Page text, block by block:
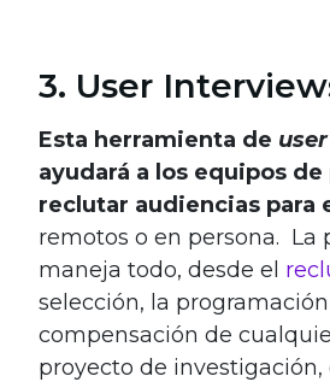
3. User
Esta herramienta de
ayudará a los equipos
reclutar audiencias para
remotos o en persona. La
maneja todo, desde el
selección, la
compensación de
proyecto de investigación,